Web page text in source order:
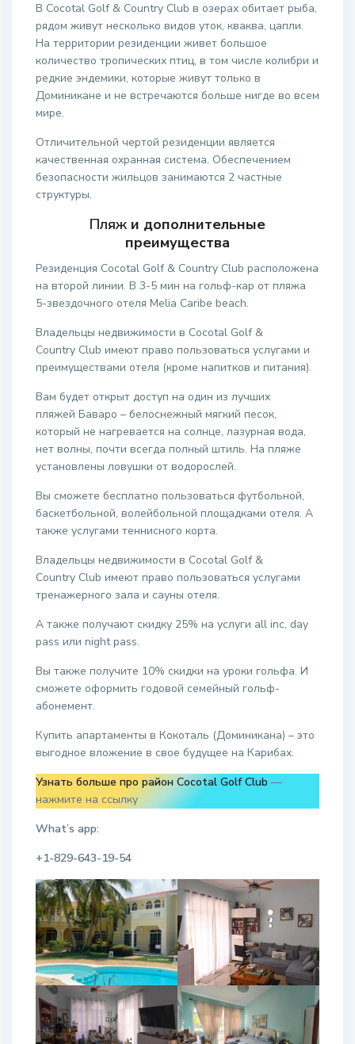
В Cocotal Golf & Country Club в озерах обитает рыба,
рядом живут несколько видов уток, кваква, цапли.
На территории резиденции живет большое
количество тропических птиц, в том числе колибри и
редкие эндемики, которые живут только в
Доминикане и не встречаются больше нигде во всем
мире.
Отличительной чертой резиденции является
качественная охранная система. Обеспечением
безопасности жильцов занимаются 2 частные
структуры.
Пляж и дополнительные
преимущества
Резиденция Cocotal Golf & Country Club расположена
на второй линии. В 3-5 мин на гольф-кар от пляжа
5-звездочного отеля Melia Caribe beach.
Владельцы недвижимости в Cocotal Golf &
Country Club имеют право пользоваться услугами и
преимуществами отеля (кроме напитков и питания).
Вам будет открыт доступ на один из лучших
пляжей Баваро – белоснежный мягкий песок,
который не нагревается на солнце, лазурная вода,
нет волны, почти всегда полный штиль. На пляже
установлены ловушки от водорослей.
Вы сможете бесплатно пользоваться футбольной,
баскетбольной, волейбольной площадками отеля. А
также услугами теннисного корта.
Владельцы недвижимости в Cocotal Golf &
Country Club имеют право пользоваться услугами
тренажерного зала и сауны отеля.
А также получают скидку 25% на услуги all inc, day
pass или night pass.
Вы также получите 10% скидки на уроки гольфа. И
сможете оформить годовой семейный гольф-
абонемент.
Купить апартаменты в Кокоталь (Доминикана) – это
выгодное вложение в свое будущее на Карибах.
Узнать больше про район Cocotal Golf Club —
нажмите на ссылку
What’s app:
+1-829-643-19-54